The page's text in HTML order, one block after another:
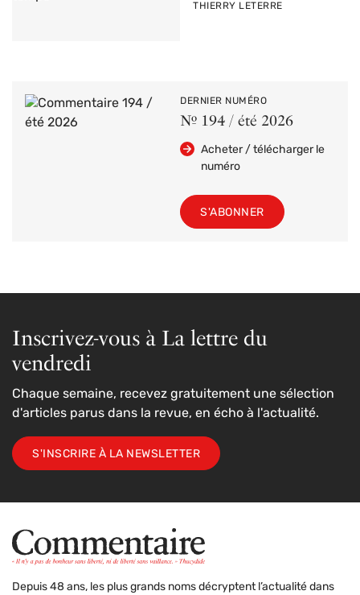
PAR
THIERRY LETERRE
DERNIER NUMÉRO
Nº 194 / été 2026
Acheter / télécharger le
numéro
S'ABONNER
Inscrivez-vous à La lettre du
vendredi
Chaque semaine, recevez gratuitement une sélection
d'articles parus dans la revue, en écho à l'actualité.
S'INSCRIRE À LA NEWSLETTER
Depuis 48 ans, les plus grands noms décryptent l’actualité dans